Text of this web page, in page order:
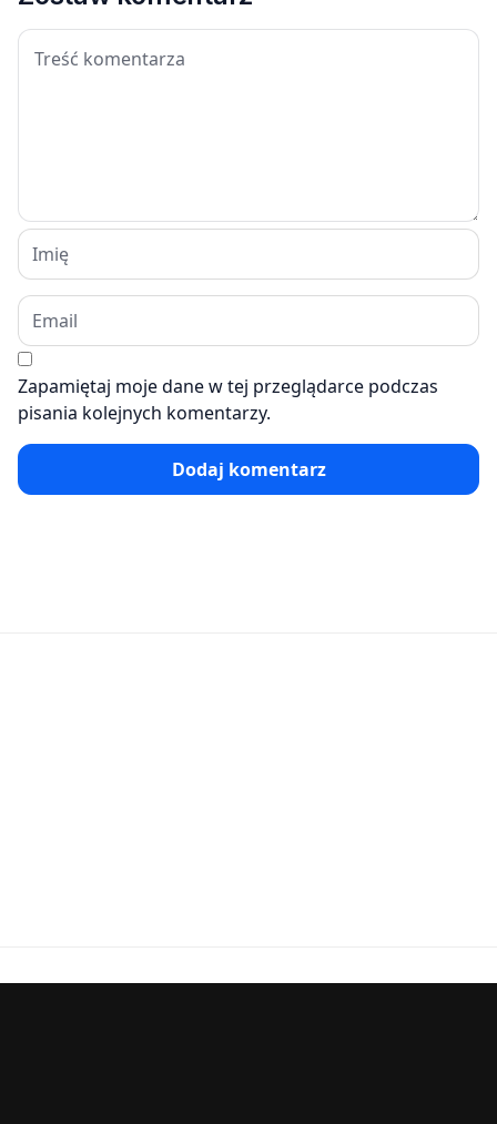
Zapamiętaj moje dane w tej przeglądarce podczas
pisania kolejnych komentarzy.
Dodaj komentarz